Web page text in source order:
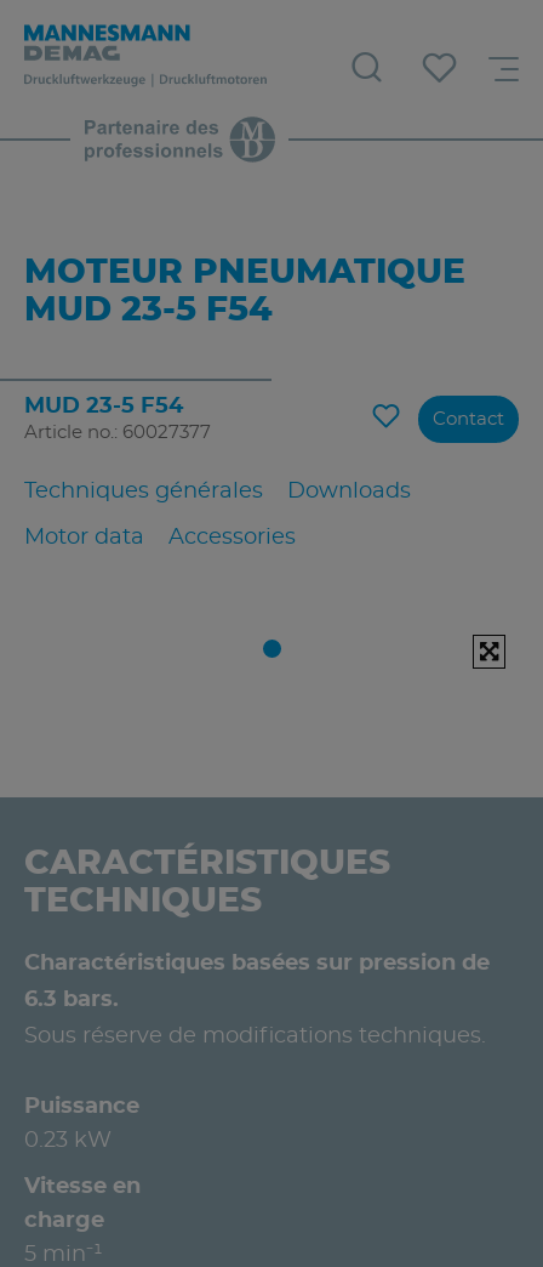
MOTEUR PNEUMATIQUE
MUD 23-5 F54
MUD 23-5 F54
Article no.: 60027377
Techniques générales Downloads
Motor data Accessories
Contact
CARACTÉRISTIQUES
TECHNIQUES
Charactéristiques basées sur pression de
6.3 bars.
Sous réserve de modifications techniques.
Puissance
0.23 kW
Vitesse en
charge
5 min⁻¹